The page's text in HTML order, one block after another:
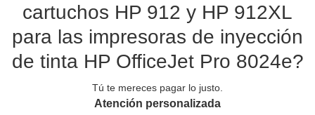
cartuchos HP 912 y HP 912XL
para las impresoras de inyección
de tinta HP OfficeJet Pro 8024e?
Tú te mereces pagar lo justo.
Atención personalizada